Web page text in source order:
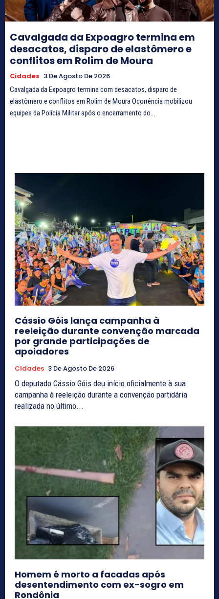
Cavalgada da Expoagro termina em
desacatos, disparo de elastômero e
conflitos em Rolim de Moura
Cidades 3 De Agosto De 2026
Cavalgada da Expoagro termina com desacatos, disparo de
elastômero e conflitos em Rolim de Moura Ocorrência mobilizou
equipes da Polícia Militar após o encerramento do...
Cássio Góis lança campanha à
reeleição durante convenção marcada
por grande participações de
apoiadores
Cidades 3 De Agosto De 2026
O deputado Cássio Góis deu início oficialmente à sua
campanha à reeleição durante a convenção partidária
realizada no último...
Homem é morto a facadas após
desentendimento com ex-sogro em
Rondônia